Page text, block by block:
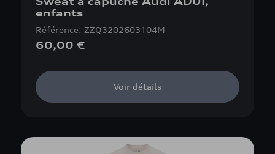
enfants
Référence: ZZQ3202603104M
60,00 €
Voir détails